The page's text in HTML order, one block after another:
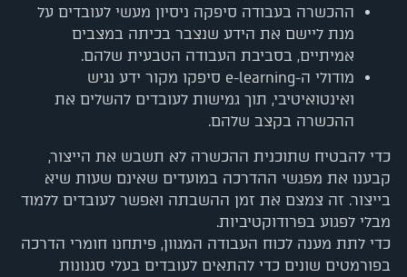
ההכשרה בעבודה סיפקה ניסיון מעשי לעובדים על
מנת ליישם את הידע שנצבר בכיתה במצבים
אמיתיים, בסביבת העבודה הטבעית שלהם.
מודולי ה-e-learning סיפקו מקור ידע נגיש
ואינטואיטיבי, תוך גמישות לעובדים להשלים את
ההכשרה בקצב שלהם.
כדי להבטיח שתוכנית ההכשרה לא תשבש את הייצור,
קבענו את מפגשי ההדרכה במועדים שאינם שעות שיא
בייצור. זה צמצם את זמן ההשבתה ואפשר לעובדים ללמוד
מבלי לפגוע בפרודוקטיביות.
כדי לתת מענה לכוח העבודה המגוון, פיתחנו חומרי הדרכה
בפורמטים שונים כדי להתאים לעובדים בעלי סגנונות